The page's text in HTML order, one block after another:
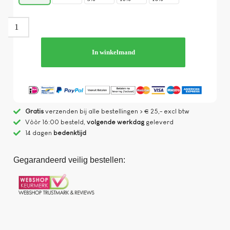
In winkelmand
Gratisverzenden bij alle bestellingen > € 25,- excl btw
Vòòr 16:00 besteld, volgende werkdaggeleverd
14 dagen bedenktijd
Gegarandeerd veilig bestellen: